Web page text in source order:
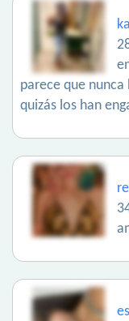
parece que
quizás los han